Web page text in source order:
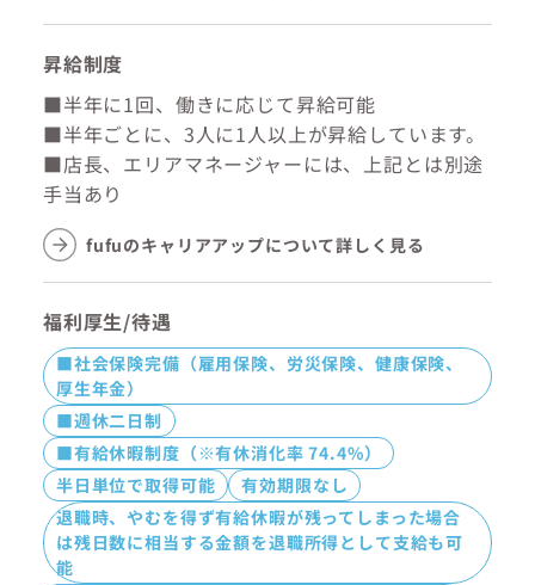
昇給制度
■半年に1回、働きに応じて昇給可能
■半年ごとに、3人に1人以上が昇給しています。
■店長、エリアマネージャーには、上記とは別途
手当あり
fufuのキャリアアップについて詳しく見る
福利厚生/待遇
■社会保険完備（雇用保険、労災保険、健康保険、
厚生年金）
■週休二日制
■有給休暇制度（※有休消化率 74.4%）
半日単位で取得可能
有効期限なし
退職時、やむを得ず有給休暇が残ってしまった場合
は残日数に相当する金額を退職所得として支給も可
能